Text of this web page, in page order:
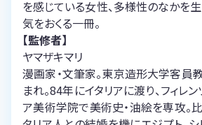
を感じている女性、多様性のなかを
気をおくる一冊。
【監修者】
ヤマザキマリ
漫画家・文筆家。東京造形大学客員
まれ。84年にイタリアに渡り、フィレ
ア美術学院で美術史・油絵を専攻。